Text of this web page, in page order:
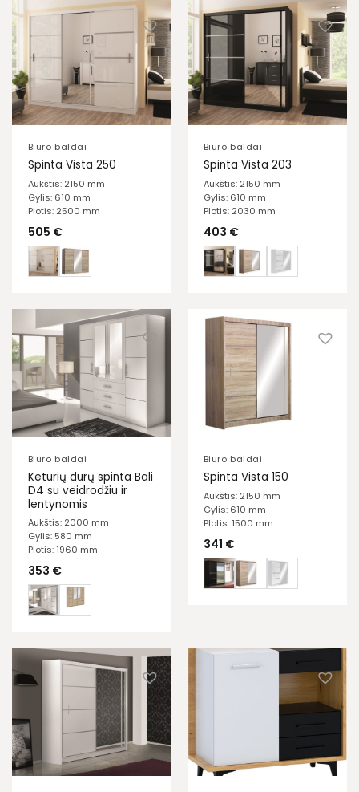
Biuro baldai
Spinta Vista 250
Aukštis: 2150 mm
Gylis: 610 mm
Plotis: 2500 mm
505 €
Biuro baldai
Spinta Vista 203
Aukštis: 2150 mm
Gylis: 610 mm
Plotis: 2030 mm
403 €
Biuro baldai
Keturių durų spinta Bali
D4 su veidrodžiu ir
lentynomis
Aukštis: 2000 mm
Gylis: 580 mm
Plotis: 1960 mm
353 €
Biuro baldai
Spinta Vista 150
Aukštis: 2150 mm
Gylis: 610 mm
Plotis: 1500 mm
341 €